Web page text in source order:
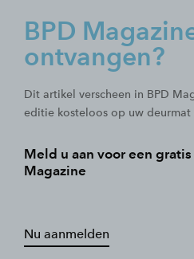
BPD
ontvangen?
Dit artikel verscheen in BPD
editie kosteloos op uw deurmat
Meld u aan voor een
Magazine
Nu aanmelden